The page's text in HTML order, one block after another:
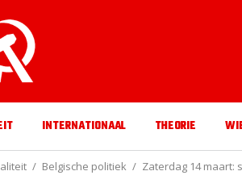
INTERNATIONAAL THEORIE
Belgische politiek Zaterdag 14 maart: